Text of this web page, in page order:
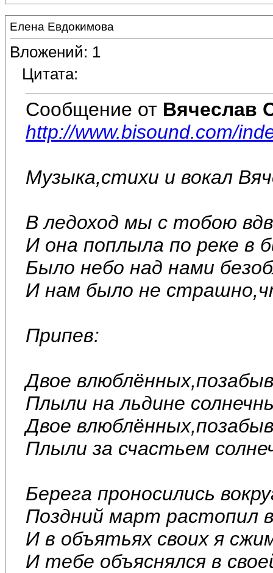
Елена Евдокимова
Вложений: 1
Цитата:
Сообщение от Вячеслав
http://www.bisound.com/
Музыка,стихи и вокал
В ледоход мы с тобою
И она поплыла по реке в
Было небо над нами
И нам было не
Припев:
Двое
Плыли на льдине
Двое
Плыли за счастьем
Берега проносились
Поздний март растопил
И в объятьях своих я
И тебе объяснялся в